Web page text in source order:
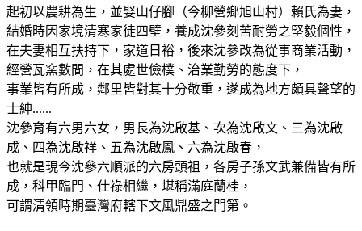
起初以農耕為生，並娶山仔腳（今柳營鄉旭山村）賴氏為妻，
結婚時因家境清寒家徒四壁，養成沈參刻苦耐勞之堅毅個性，
在夫妻相互扶持下，家道日裕，後來沈參改為從事商業活動，
經營瓦窯數間，在其處世儉樸、治業勤勞的態度下，
事業皆有所成，鄰里皆對其十分敬重，遂成為地方頗具聲望的
士紳......
沈參育有六男六女，男長為沈啟基、次為沈啟文、三為沈啟
成、四為沈啟祥、五為沈啟鳳、六為沈啟春，
也就是現今沈參六順派的六房頭祖，各房子孫文武兼備皆有所
成，科甲臨門、仕祿相繼，堪稱滿庭蘭桂，
可謂清領時期臺灣府轄下文風鼎盛之門第。